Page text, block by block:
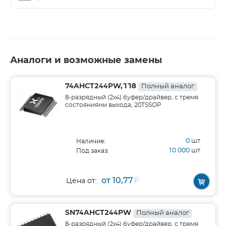
Аналоги и возможные замены
74AHCT244PW,118 Полный аналог
8-разрядный (2х4) буфер/драйвер, с тремя
состояниями выхода, 20TSSOP
Наличие: 0 шт
Под заказ: 10 000 шт
Цена от: от 10,77₽
SN74AHCT244PW Полный аналог
8-разрядный (2х4) буфер/драйвер, с тремя